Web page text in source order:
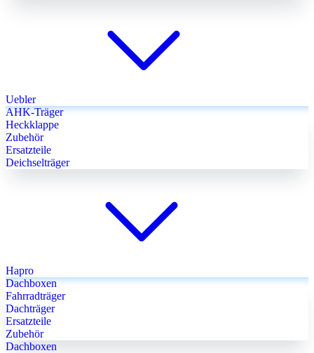
Uebler
AHK-Träger
Heckklappe
Zubehör
Ersatzteile
Deichselträger
Hapro
Dachboxen
Fahrradträger
Dachträger
Ersatzteile
Zubehör
Dachboxen